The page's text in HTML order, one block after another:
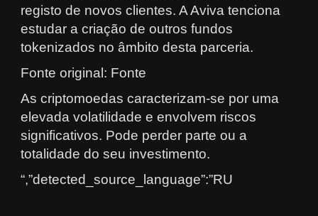
registo de novos clientes. A Aviva tenciona
estudar a criação de outros fundos
tokenizados no âmbito desta parceria.
Fonte original: Fonte
As criptomoedas caracterizam-se por uma
elevada volatilidade e envolvem riscos
significativos. Pode perder parte ou a
totalidade do seu investimento.
“,”detected_source_language”:”RU